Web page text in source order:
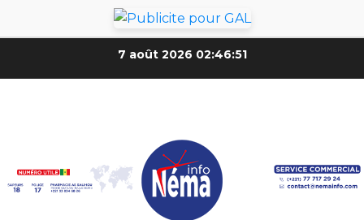
7 août 2026 02:46:53